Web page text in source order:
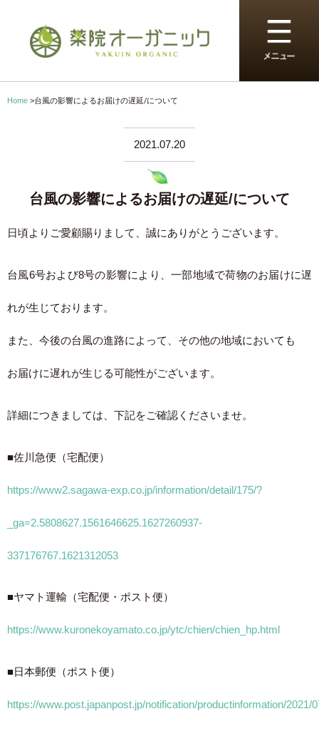
Home >台風の影響によるお届けの遅延/について
2021.07.20
台風の影響によるお届けの遅延/について
日頃よりご愛顧賜りまして、誠にありがとうございます。
台風6号および8号の影響により、一部地域で荷物のお届けに遅
れが生じております。
また、今後の台風の進路によって、その他の地域においても
お届けに遅れが生じる可能性がございます。
詳細につきましては、下記をご確認くださいませ。
■佐川急便（宅配便）
https://www2.sagawa-exp.co.jp/information/detail/175/?
_ga=2.5808627.1561646625.1627260937-
337176767.1621312053
■ヤマト運輸（宅配便・ポスト便）
https://www.kuronekoyamato.co.jp/ytc/chien/chien_hp.html
■日本郵便（ポスト便）
https://www.post.japanpost.jp/notification/productinformation/2021/